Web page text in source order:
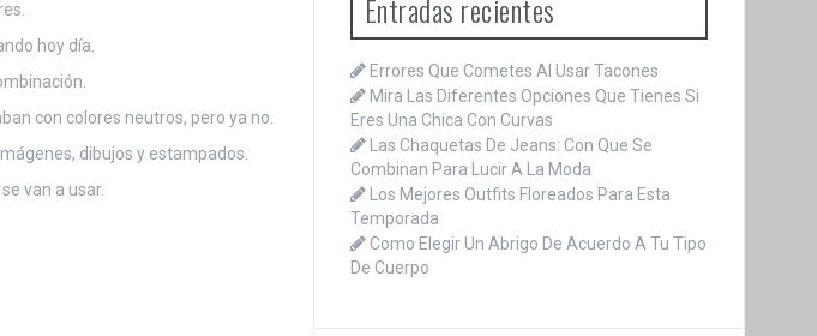
hoy día.
con colores neutros, pero ya no.
dibujos y estampados.
van a usar.
o
:
Entradas recientes
Errores Que Cometes Al Usar Tacones
Mira Las Diferentes Opciones Que Tienes Si
Eres Una Chica Con Curvas
Las Chaquetas De Jeans: Con Que Se
Combinan Para Lucir A La Moda
Los Mejores Outfits Floreados Para Esta
Temporada
Como Elegir Un Abrigo De Acuerdo A Tu Tipo
De Cuerpo